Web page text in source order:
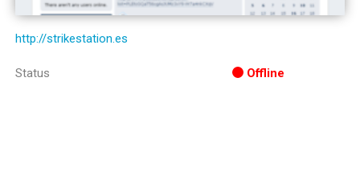
http://strikestation.es
Status Offline